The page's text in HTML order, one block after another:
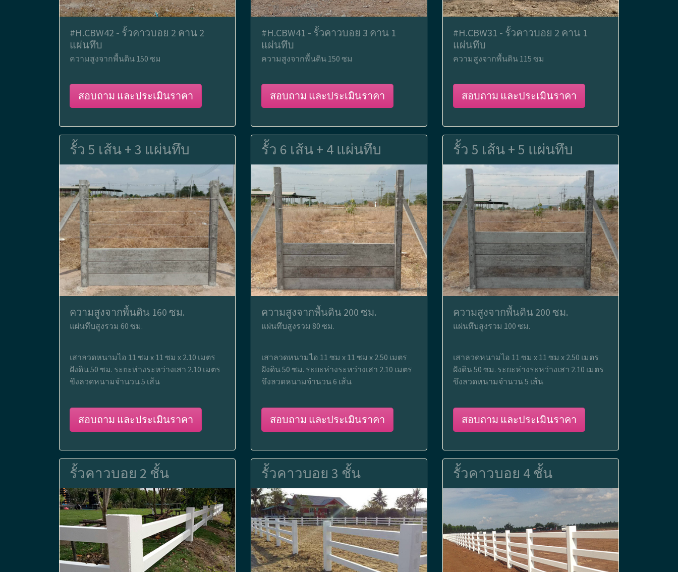
#H.CBW42 - รั้วคาวบอย 2 คาน 2
แผ่นทึบ
ความสูงจากพื้นดิน 150 ซม
สอบถาม และประเมินราคา
#H.CBW41 - รั้วคาวบอย 3 คาน 1
แผ่นทึบ
ความสูงจากพื้นดิน 150 ซม
สอบถาม และประเมินราคา
#H.CBW31 - รั้วคาวบอย 2 คาน 1
แผ่นทึบ
ความสูงจากพื้นดิน 115 ซม
สอบถาม และประเมินราคา
รั้ว 5 เส้น + 3 แผ่นทึบ
ความสูงจากพื้นดิน 160 ซม.
แผ่นทึบสูงรวม 60 ซม.
เสาลวดหนามไอ 11 ซม x 11 ซม x 2.10 เมตร
ฝังดิน 50 ซม. ระยะห่างระหว่างเสา 2.10 เมตร
ขึงลวดหนามจำนวน 5 เส้น
สอบถาม และประเมินราคา
รั้ว 6 เส้น + 4 แผ่นทึบ
ความสูงจากพื้นดิน 200 ซม.
แผ่นทึบสูงรวม 80 ซม.
เสาลวดหนามไอ 11 ซม x 11 ซม x 2.50 เมตร
ฝังดิน 50 ซม. ระยะห่างระหว่างเสา 2.10 เมตร
ขึงลวดหนามจำนวน 6 เส้น
สอบถาม และประเมินราคา
รั้ว 5 เส้น + 5 แผ่นทึบ
ความสูงจากพื้นดิน 200 ซม.
แผ่นทึบสูงรวม 100 ซม.
เสาลวดหนามไอ 11 ซม x 11 ซม x 2.50 เมตร
ฝังดิน 50 ซม. ระยะห่างระหว่างเสา 2.10 เมตร
ขึงลวดหนามจำนวน 5 เส้น
สอบถาม และประเมินราคา
รั้วคาวบอย 2 ชั้น รั้วคาวบอย 3 ชั้น รั้วคาวบอย 4 ชั้น